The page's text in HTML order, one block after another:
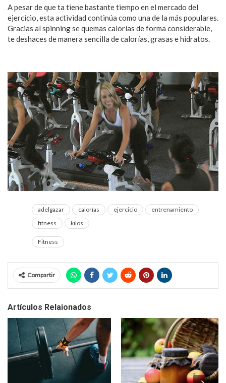
A pesar de que ta tiene bastante tiempo en el mercado del
ejercicio, esta actividad continúa como una de la más populares.
Gracias al spinning se quemas calorías de forma considerable,
te deshaces de manera sencilla de calorías, grasas e hidratos.
adelgazar calorías ejercicio
entrenamiento
fitness
kilos
Fitness
Compartir
Artículos Relaionados